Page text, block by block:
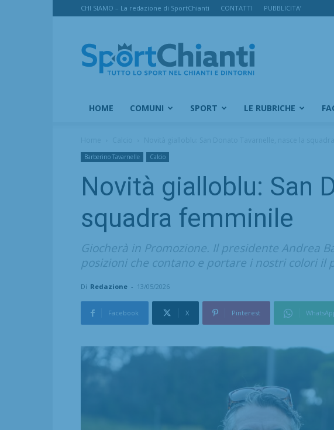
CHI SIAMO – La redazione di SportChianti CONTATTI PUBBLICITA’
SportChianti
HOME COMUNI SPORT LE RUBRICHE
Barberino Tavarnelle Calcio
Novità gialloblu: San
squadra femminile
Giocherà in Promozione. Il presidente Andrea
posizioni che contano e portare i nostri colori il
Di Redazione - 13/05/2026
Facebook X Pinterest